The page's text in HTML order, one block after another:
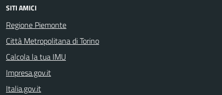
SITI AMICI
Regione Piemonte
Città Metropolitana di Torino
Calcola la tua IMU
Impresa.gov.it
Italia.gov.it